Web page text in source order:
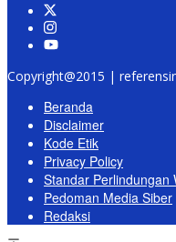
Copyright@2015 |
Beranda
Disclaimer
Kode Etik
Privacy Policy
Standar Perlindungan
Pedoman Media Siber
Redaksi